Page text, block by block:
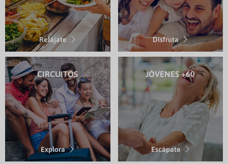
Relájate Disfruta
CIRCUITOS
Explora
JÓVENES +60
Escápate